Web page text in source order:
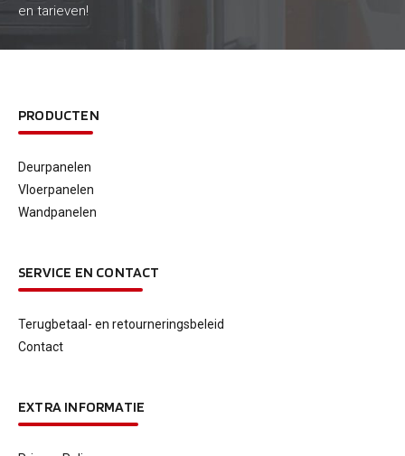
en tarieven!
PRODUCTEN
Deurpanelen
Vloerpanelen
Wandpanelen
SERVICE EN CONTACT
Terugbetaal- en retourneringsbeleid
Contact
EXTRA INFORMATIE